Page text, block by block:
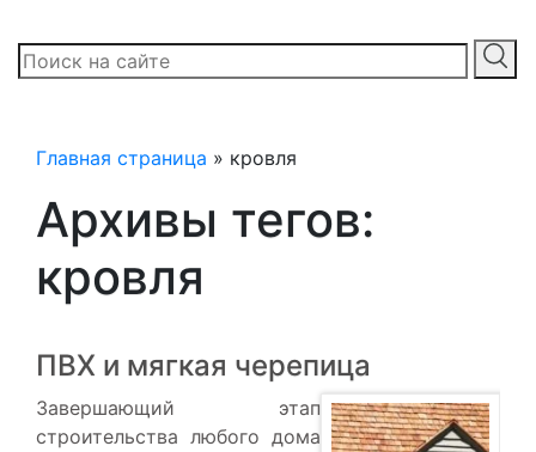
Главная страница » кровля
Архивы тегов:
кровля
ПВХ и мягкая черепица
Завершающий этап
строительства любого дома